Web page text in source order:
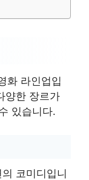
화 라인업입
양한 장르가
있습니다.
코미디입니